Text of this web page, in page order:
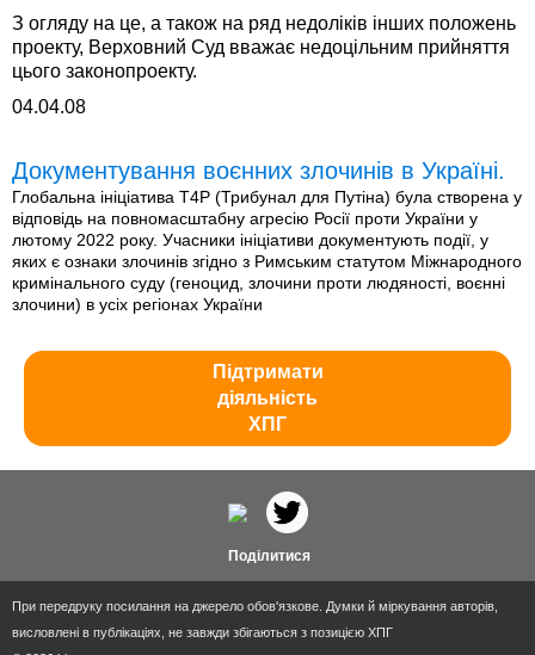
З огляду на це, а також на ряд недоліків інших положень
проекту, Верховний Суд вважає недоцільним прийняття
цього законопроекту.
04.04.08
Документування воєнних злочинів в Україні.
Глобальна ініціатива T4P (Трибунал для Путіна) була створена у
відповідь на повномасштабну агресію Росії проти України у
лютому 2022 року. Учасники ініціативи документують події, у
яких є ознаки злочинів згідно з Римським статутом Міжнародного
кримінального суду (геноцид, злочини проти людяності, воєнні
злочини) в усіх регіонах України
Підтримати
діяльність
ХПГ
Поділитися
При передруку посилання на джерело обов'язкове. Думки й міркування авторів,
висловлені в публікаціях, не завжди збігаються з позицією ХПГ